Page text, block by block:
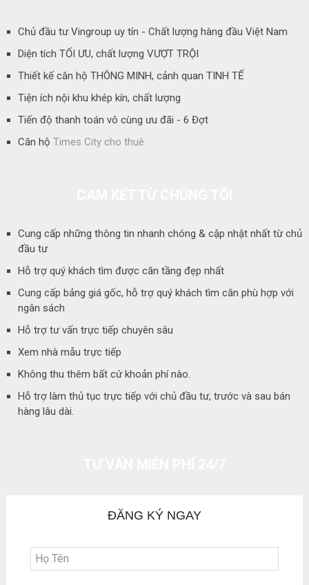
Chủ đầu tư Vingroup uy tín - Chất lượng hàng đầu Việt Nam
Diện tích TỐI ƯU, chất lượng VƯỢT TRỘI
Thiết kế căn hộ THÔNG MINH, cảnh quan TINH TẾ
Tiện ích nội khu khép kín, chất lượng
Tiến độ thanh toán vô cùng ưu đãi - 6 Đợt
Căn hộ Times City cho thuê
Cung cấp những thông tin nhanh chóng & cập nhật nhất từ chủ
đầu tư
Hỗ trợ quý khách tìm được căn tầng đẹp nhất
Cung cấp bảng giá gốc, hỗ trợ quý khách tìm căn phù hợp với
ngân sách
Hỗ trợ tư vấn trực tiếp chuyên sâu
Xem nhà mẫu trực tiếp
Không thu thêm bất cứ khoản phí nào.
Hỗ trợ làm thủ tục trực tiếp với chủ đầu tư, trước và sau bán
hàng lâu dài.
ĐĂNG KÝ NGAY